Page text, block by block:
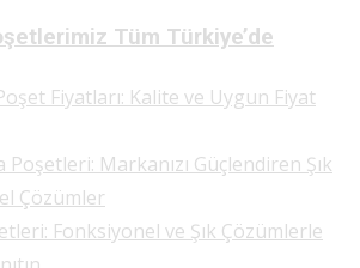
Tüm Türkiye’de
Fiyatları: Kalite ve Uygun Fiyat
Poşetleri: Markanızı Güçlendiren Şık
Çözümler
Fonksiyonel ve Şık Çözümlerle